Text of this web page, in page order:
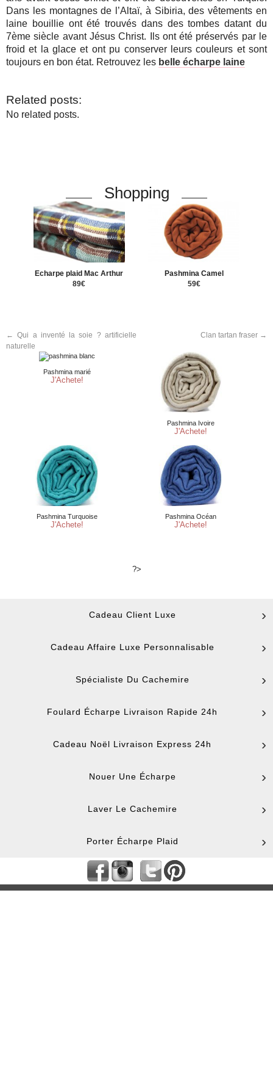
Dans les montagnes de l’Altaï, à Sibiria, des vêtements en
laine bouillie ont été trouvés dans des tombes datant du
7ème siècle avant Jésus Christ. Ils ont été préservés par le
froid et la glace et ont pu conserver leurs couleurs et sont
toujours en bon état. Retrouvez les belle écharpe laine
Related posts:
No related posts.
Shopping
Echarpe plaid Mac Arthur
89€
Pashmina Camel
59€
← Qui a inventé la soie ? artificielle
naturelle
Clan tartan fraser →
?>
Cadeau Client Luxe
Cadeau Affaire Luxe Personnalisable
Spécialiste Du Cachemire
Foulard Écharpe Livraison Rapide 24h
Cadeau Noël Livraison Express 24h
Nouer Une Écharpe
Laver Le Cachemire
Porter Écharpe Plaid